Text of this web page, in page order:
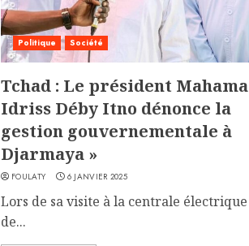
Politique Société
Tchad : Le président
Idriss Déby Itno dénonce la
gestion gouvernementale à
Djarmaya »
FOULATY 6 JANVIER 2025
Lors de sa visite à la centrale électrique
de...